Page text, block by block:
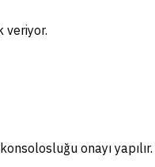
veriyor.
onayı yapılır.